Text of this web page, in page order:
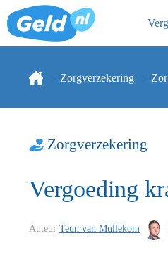
Zorgverzekering
Zorgverzekering
Vergoeding
Auteur Teun van Mullekom